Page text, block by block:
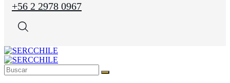
+56 2 2978 0967